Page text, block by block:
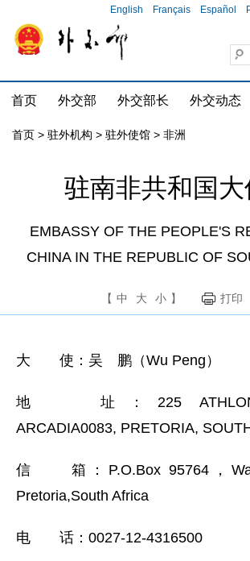
English Français Español
首页 外交部 外交部长 外交动态
首页 > 驻外机构 > 驻外使馆 > 非洲
驻南非共和国
EMBASSY OF THE PEOPLE'S
CHINA IN THE REPUBLIC OF
【 中 大 小 】 打印
大 使：吴 鹏（Wu Peng）
地 址：225 ATHLONE
ARCADIA0083, PRETORIA,
信 箱：P.O.Box 95764，
Pretoria,South Africa
电 话：0027-12-4316500